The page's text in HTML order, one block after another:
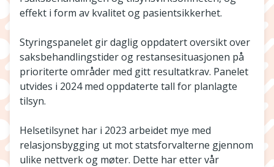
effekt i form av kvalitet og pasientsikkerhet.
Styringspanelet gir daglig oppdatert oversikt over
saksbehandlingstider og restansesituasjonen på
prioriterte områder med gitt resultatkrav. Panelet
utvides i 2024 med oppdaterte tall for planlagte
tilsyn.
Helsetilsynet har i 2023 arbeidet mye med
relasjonsbygging ut mot statsforvalterne gjennom
ulike nettverk og møter. Dette har etter vår